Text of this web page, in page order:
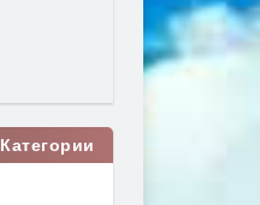
Категории